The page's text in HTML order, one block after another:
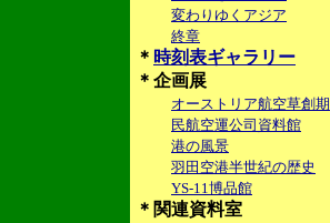
変わりゆくアジア
終章
＊ 時刻表ギャラリー
＊企画展
オーストリア航空草創期
民航空運公司資料館
港の風景
羽田空港半世紀の歴史
YS-11博品館
＊関連資料室